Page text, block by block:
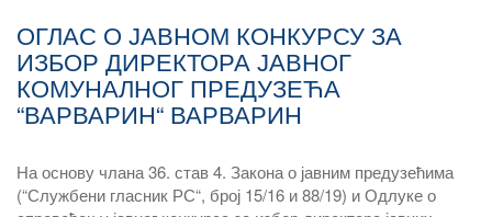
ОГЛАС О ЈАВНОМ КОНКУРСУ ЗА
ИЗБОР ДИРЕКТОРА ЈАВНОГ
КОМУНАЛНОГ ПРЕДУЗЕЋА
“ВАРВАРИН“ ВАРВАРИН
На основу члана 36. став 4. Закона о јавним предузећима
(“Службени гласник РС“, број 15/16 и 88/19) и Одлуке о